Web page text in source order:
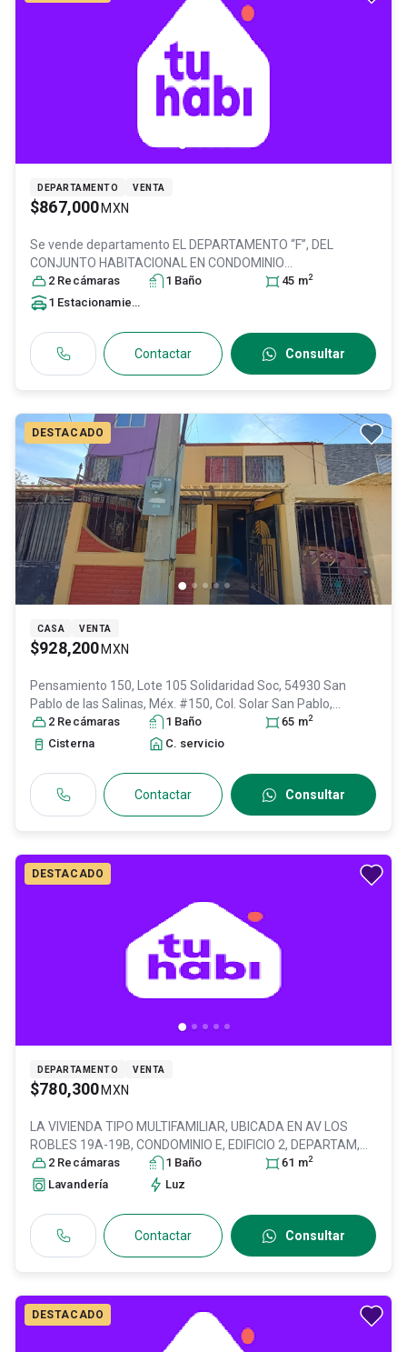
DEPARTAMENTO VENTA
$867,000 MXN
Se vende departamento EL DEPARTAMENTO “F”, DEL
CONJUNTO HABITACIONAL EN CONDOMINIO
CATASTRALMENTE NUMERO CIENTO TREINTA Y , Col.
Fuentes del Valle,
2 Recámaras 1 Baño 45 m2
1 Estacionamiento
Contactar Consultar
DESTACADO
CASA VENTA
$928,200 MXN
Pensamiento 150, Lote 105 Solidaridad Soc, 54930 San
Pablo de las Salinas, Méx. #150, Col. Solar San Pablo,
Tultitlán, México , México, C.P. 54930 30996423
2 Recámaras 1 Baño 65 m2
Cisterna C. servicio
Contactar Consultar
DESTACADO
DEPARTAMENTO VENTA
$780,300 MXN
LA VIVIENDA TIPO MULTIFAMILIAR, UBICADA EN AV LOS
ROBLES 19A-19B, CONDOMINIO E, EDIFICIO 2, DEPARTAM,
Col. Unidad Morelos 3ra. Sección,
Tultitlán, México
C.P. 54935, ID: 31037847
2 Recámaras 1 Baño 61 m2
Lavandería Luz
Contactar Consultar
DESTACADO